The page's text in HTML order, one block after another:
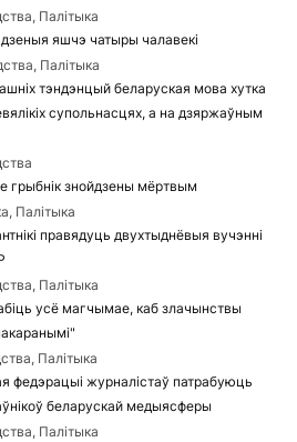
Палітыка
яшчэ чатыры чалавекі
Палітыка
тэндэнцый беларуская мова хутка
супольнасцях, а на дзяржаўным
грыбнік знойдзены мёртвым
Палітыка
правядуць двухтыднёвыя вучэнні
Палітыка
усё магчымае, каб злачынствы
Палітыка
федэрацыі журналістаў патрабуюць
беларускай медыясферы
Палітыка